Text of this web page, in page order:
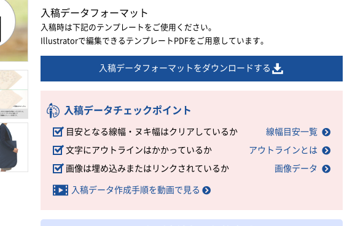
入稿データフォーマット
入稿時は下記のテンプレートをご使用ください。
Illustratorで編集できるテンプレートPDFをご用意しています。
入稿データフォーマットをダウンロードする
入稿データチェックポイント
目安となる線幅・ヌキ幅はクリアしているか 線幅目安一覧
文字にアウトラインはかかっているか アウトラインとは
画像は埋め込みまたはリンクされているか 画像データ
入稿データ作成手順を動画で見る